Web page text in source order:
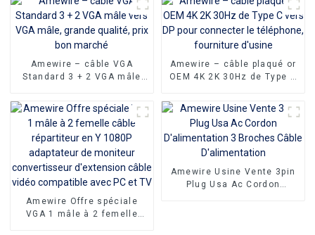
2 broches
toujours des performances
de premier ordre
Amewire – câble VGA
Standard 3 + 2 VGA mâle
qualité, prix bon marché
Amewire – câble plaqué or
OEM 4K 2K 30Hz de Type C
téléphone, fourniture
d'usine
Amewire Offre spéciale
VGA 1 mâle à 2 femelle
Amewire Usine Vente 3pin
Plug Usa Ac Cordon